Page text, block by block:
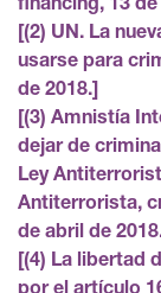
financing, 13
(2) UN. La
usarse para
de 2018.
(3) Amnistía
dejar de
Ley
Antiterrorista,
de abril de
(4) La libertad